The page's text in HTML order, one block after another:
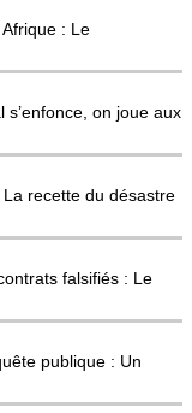
: Le
s’enfonce, on joue aux
recette du désastre
falsifiés : Le
publique : Un